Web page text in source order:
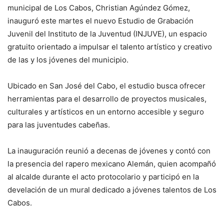
municipal de Los Cabos, Christian Agúndez Gómez,
inauguró este martes el nuevo Estudio de Grabación
Juvenil del Instituto de la Juventud (INJUVE), un espacio
gratuito orientado a impulsar el talento artístico y creativo
de las y los jóvenes del municipio.
Ubicado en San José del Cabo, el estudio busca ofrecer
herramientas para el desarrollo de proyectos musicales,
culturales y artísticos en un entorno accesible y seguro
para las juventudes cabeñas.
La inauguración reunió a decenas de jóvenes y contó con
la presencia del rapero mexicano Alemán, quien acompañó
al alcalde durante el acto protocolario y participó en la
develación de un mural dedicado a jóvenes talentos de Los
Cabos.